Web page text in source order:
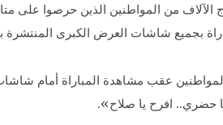
الآلاف من المواطنين الذين حرصوا على
بجميع شاشات العرض الكبرى
عقب مشاهدة المباراة أمام
حضري.. افرح يا صلاح».